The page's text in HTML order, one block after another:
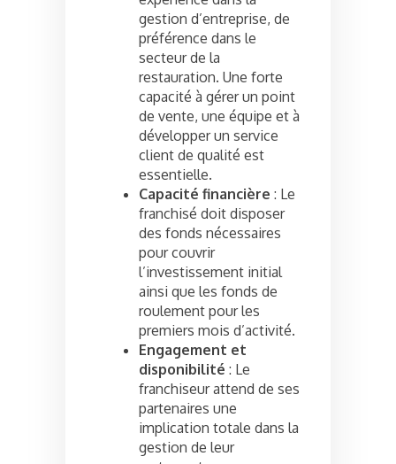
gestion d’entreprise, de
préférence dans le
secteur de la
restauration. Une forte
capacité à gérer un point
de vente, une équipe et à
développer un service
client de qualité est
essentielle.
Capacité financière : Le
franchisé doit disposer
des fonds nécessaires
pour couvrir
l’investissement initial
ainsi que les fonds de
roulement pour les
premiers mois d’activité.
Engagement et
disponibilité : Le
franchiseur attend de ses
partenaires une
implication totale dans la
gestion de leur